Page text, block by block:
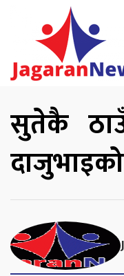
सुतेकै